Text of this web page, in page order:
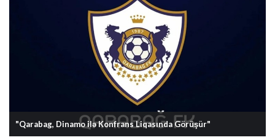
"Qarabag, Dinamo ilə Konfrans Liqasında Görüşür"